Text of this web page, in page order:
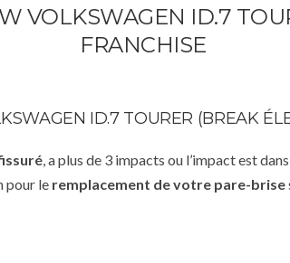
VOLKSWAGEN ID.7
FRANCHISE
ID.7 TOURER (BREAK
, a plus de 3 impacts ou l’impact est
pour le remplacement de votre pare-brise